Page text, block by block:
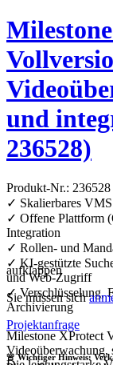
und
236528)
Produkt-Nr.: 236528
✓ Skalierbares
✓ Offene Plattform
Integration
✓ Rollen- und
✓ KI-gestützte
und Web-Zugriff
✓ Verschlüsselung,
Archivierung
Milestone XProtect
Videoüberwachung,
aufklappen
Sie müssen sich
Projektanfrage
🚨 Wichtiger Hinweis: